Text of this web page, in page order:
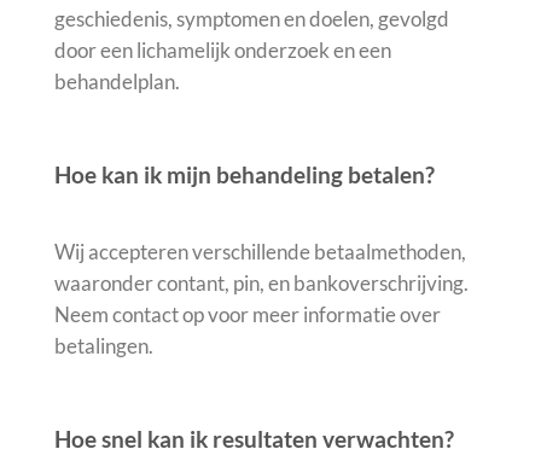
geschiedenis, symptomen en doelen, gevolgd
door een lichamelijk onderzoek en een
behandelplan.
Hoe kan ik mijn behandeling betalen?
Wij accepteren verschillende betaalmethoden,
waaronder contant, pin, en bankoverschrijving.
Neem contact op voor meer informatie over
betalingen.
Hoe snel kan ik resultaten verwachten?